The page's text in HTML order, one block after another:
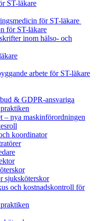
ST-läkare
för ST-läkare
för ST-läkare
inom hälso- och
arbete för ST-läkare
& GDPR-ansvariga
– nya maskinförordningen
koordinator
sjuksköterskor
och kostnadskontroll för